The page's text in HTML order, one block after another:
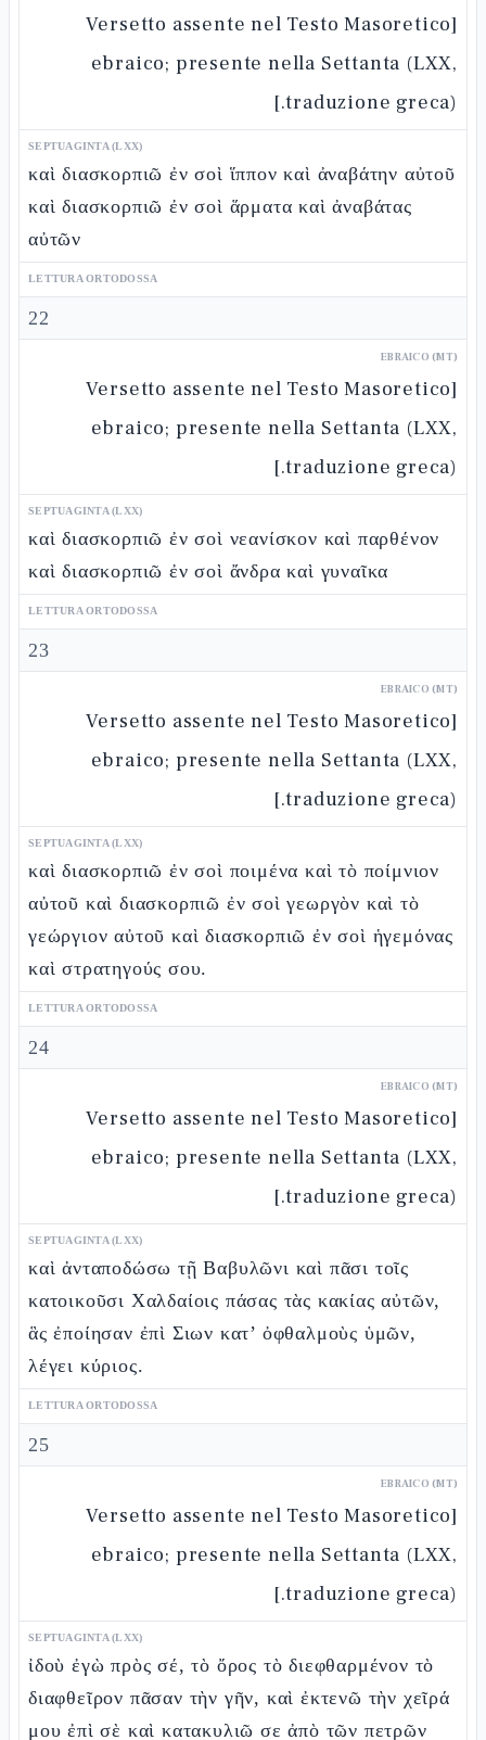
[Versetto assente nel Testo Masoretico
ebraico; presente nella Settanta (LXX,
traduzione greca).]
SEPTUAGINTA (LXX)
καὶ διασκορπιῶ ἐν σοὶ ἵππον καὶ ἀναβάτην αὐτοῦ
καὶ διασκορπιῶ ἐν σοὶ ἅρματα καὶ ἀναβάτας
αὐτῶν
LETTURA ORTODOSSA
22
EBRAICO (MT)
[Versetto assente nel Testo Masoretico
ebraico; presente nella Settanta (LXX,
traduzione greca).]
SEPTUAGINTA (LXX)
καὶ διασκορπιῶ ἐν σοὶ νεανίσκον καὶ παρθένον
καὶ διασκορπιῶ ἐν σοὶ ἄνδρα καὶ γυναῖκα
LETTURA ORTODOSSA
23
EBRAICO (MT)
[Versetto assente nel Testo Masoretico
ebraico; presente nella Settanta (LXX,
traduzione greca).]
SEPTUAGINTA (LXX)
καὶ διασκορπιῶ ἐν σοὶ ποιμένα καὶ τὸ ποίμνιον
αὐτοῦ καὶ διασκορπιῶ ἐν σοὶ γεωργὸν καὶ τὸ
γεώργιον αὐτοῦ καὶ διασκορπιῶ ἐν σοὶ ἡγεμόνας
καὶ στρατηγούς σου.
LETTURA ORTODOSSA
24
EBRAICO (MT)
[Versetto assente nel Testo Masoretico
ebraico; presente nella Settanta (LXX,
traduzione greca).]
SEPTUAGINTA (LXX)
καὶ ἀνταποδώσω τῇ Βαβυλῶνι καὶ πᾶσι τοῖς
κατοικοῦσι Χαλδαίοις πάσας τὰς κακίας αὐτῶν,
ἃς ἐποίησαν ἐπὶ Σιων κατ’ ὀφθαλμοὺς ὑμῶν,
λέγει κύριος.
LETTURA ORTODOSSA
25
EBRAICO (MT)
[Versetto assente nel Testo Masoretico
ebraico; presente nella Settanta (LXX,
traduzione greca).]
SEPTUAGINTA (LXX)
ἰδοὺ ἐγὼ πρὸς σέ, τὸ ὄρος τὸ διεφθαρμένον τὸ
διαφθεῖρον πᾶσαν τὴν γῆν, καὶ ἐκτενῶ τὴν χεῖρά
μου ἐπὶ σὲ καὶ κατακυλιῶ σε ἀπὸ τῶν πετρῶν